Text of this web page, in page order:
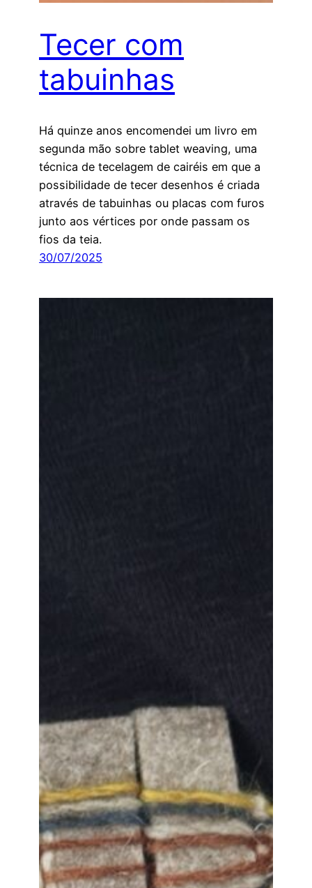
Tecer com
tabuinhas
Há quinze anos encomendei um livro em
segunda mão sobre tablet weaving, uma
técnica de tecelagem de cairéis em que a
possibilidade de tecer desenhos é criada
através de tabuinhas ou placas com furos
junto aos vértices por onde passam os
fios da teia.
30/07/2025